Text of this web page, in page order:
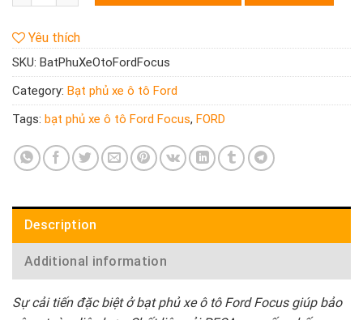
Yêu thích
SKU: BatPhuXeOtoFordFocus
Category: Bạt phủ xe ô tô Ford
Tags: bạt phủ xe ô tô Ford Focus, FORD
Description
Additional information
Sự cải tiến đặc biệt ở bạt phủ xe ô tô Ford Focus giúp bảo